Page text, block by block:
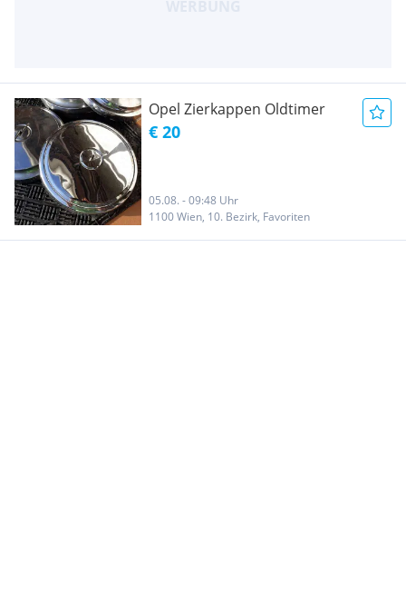
Opel Zierkappen Oldtimer
€ 20
05.08. - 09:48 Uhr
1100 Wien, 10. Bezirk, Favoriten